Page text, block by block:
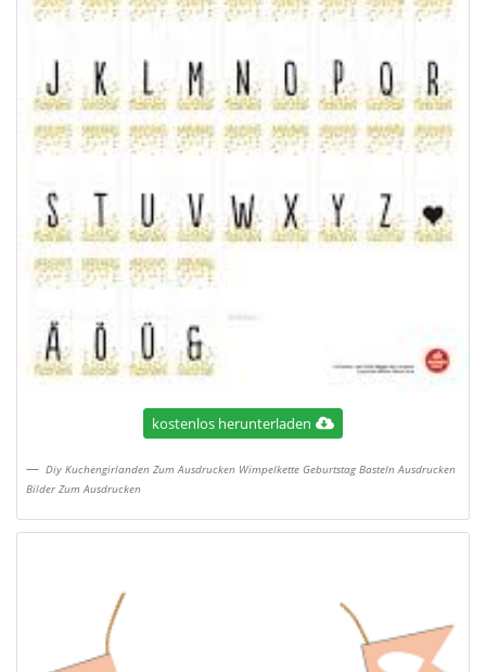
kostenlos herunterladen
Diy Kuchengirlanden Zum Ausdrucken Wimpelkette Geburtstag Basteln Ausdrucken
Bilder Zum Ausdrucken